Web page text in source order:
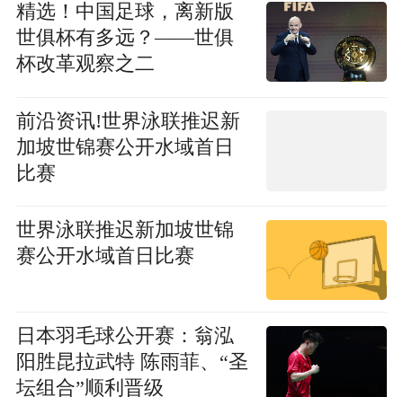
精选！中国足球，离新版
世俱杯有多远？——世俱
杯改革观察之二
前沿资讯!世界泳联推迟新
加坡世锦赛公开水域首日
比赛
世界泳联推迟新加坡世锦
赛公开水域首日比赛
日本羽毛球公开赛：翁泓
阳胜昆拉武特 陈雨菲、“圣
坛组合”顺利晋级